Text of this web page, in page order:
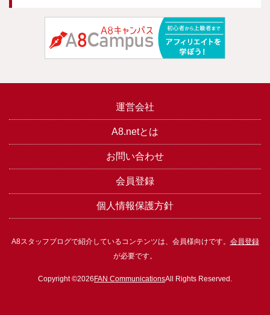
運営会社
A8.netとは
お問い合わせ
会員登録
個人情報保護方針
A8スタッフブログで紹介しているコンテンツは、会員様向けです。 会員登録
が必要です。
Copyright ©2026FAN CommunicationsAll Rights Reserved.